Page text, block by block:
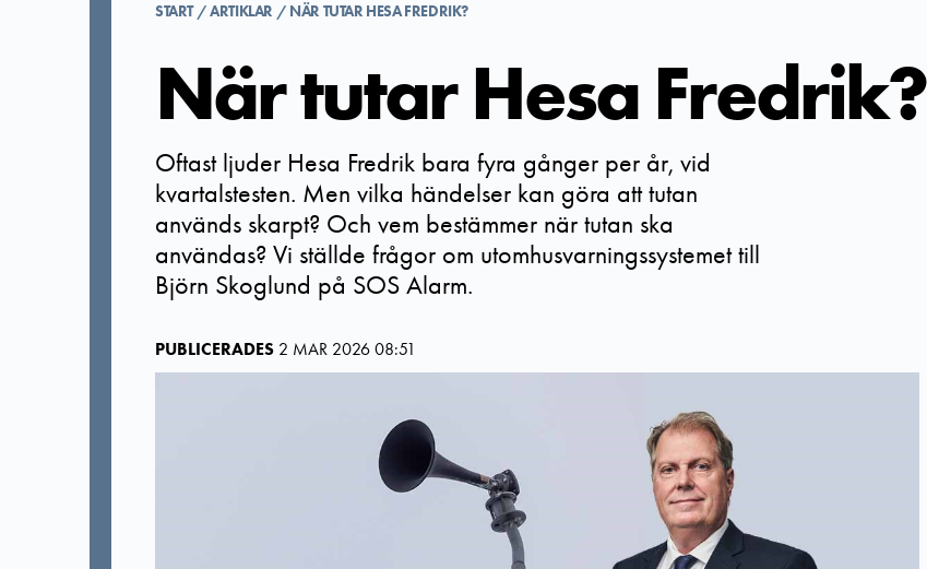
START ARTIKLAR NÄR TUTAR HESA FREDRIK?
När tutar Hesa Fredrik?
Oftast ljuder Hesa Fredrik bara fyra gånger per år, vid
kvartalstesten. Men vilka händelser kan göra att tutan
används skarpt? Och vem bestämmer när tutan ska
användas? Vi ställde frågor om utomhusvarningssystemet till
Björn Skoglund på SOS Alarm.
PUBLICERADES 2 MAR 2026 08:51